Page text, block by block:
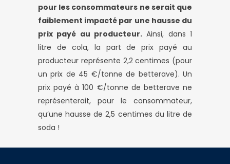
pour les consommateurs ne serait que
faiblement impacté par une hausse du
prix payé au producteur. Ainsi, dans 1
litre de cola, la part de prix payé au
producteur représente 2,2 centimes (pour
un prix de 45 €/tonne de betterave). Un
prix payé à 100 €/tonne de betterave ne
représenterait, pour le consommateur,
qu’une hausse de 2,5 centimes du litre de
soda !